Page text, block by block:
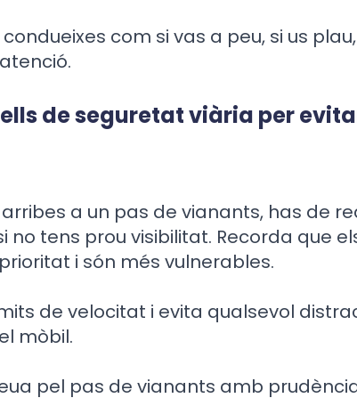
com si vas a peu, si us
de seguretat viària per
a un pas de vianants, has de
no tens prou visibilitat. Recorda que
i són més vulnerables.
de velocitat i evita qualsevol
mòbil.
pel pas de vianants amb